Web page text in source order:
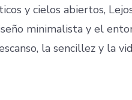
y cielos abiertos,
minimalista y el
la sencillez y la